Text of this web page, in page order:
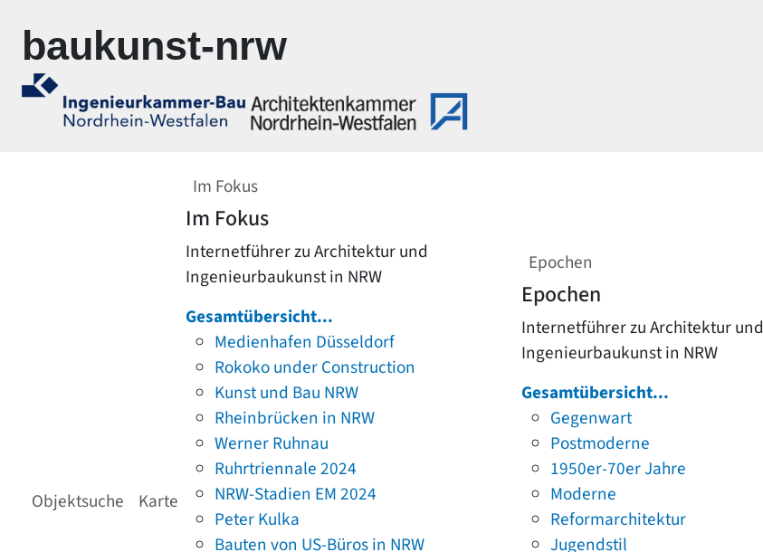
baukunst-nrw
Objektsuche Karte
Im Fokus
Im Fokus
Internetführer zu Architektur und
Ingenieurbaukunst in NRW
Gesamtübersicht...
Medienhafen Düsseldorf
Rokoko under Construction
Kunst und Bau NRW
Rheinbrücken in NRW
Werner Ruhnau
Ruhrtriennale 2024
NRW-Stadien EM 2024
Peter Kulka
Bauten von US-Büros in NRW
Epochen
Epochen
Internetführer zu Architektur und
Ingenieurbaukunst in NRW
Gesamtübersicht...
Gegenwart
Postmoderne
1950er-70er Jahre
Moderne
Reformarchitektur
Jugendstil